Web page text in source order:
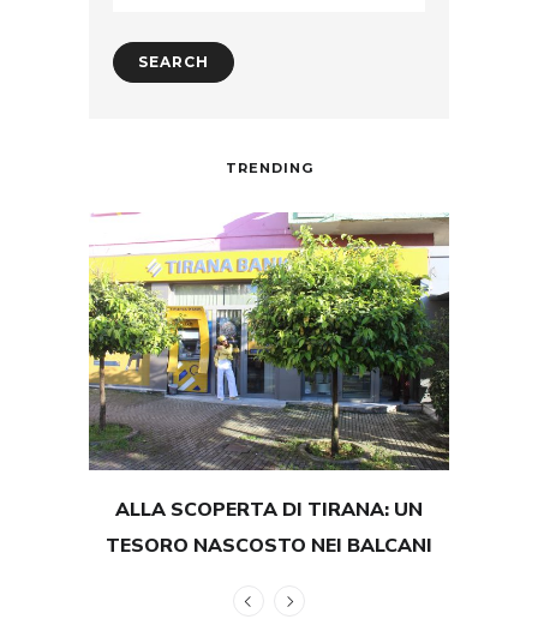
TRENDING
ALLA SCOPERTA DI TIRANA: UN
TESORO NASCOSTO NEI BALCANI